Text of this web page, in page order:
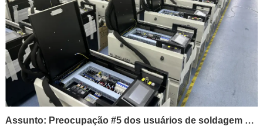
Assunto: Preocupação #5 dos usuários de soldagem a laser!